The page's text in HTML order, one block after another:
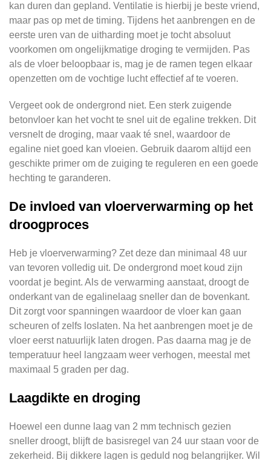
kan duren dan gepland. Ventilatie is hierbij je beste vriend,
maar pas op met de timing. Tijdens het aanbrengen en de
eerste uren van de uitharding moet je tocht absoluut
voorkomen om ongelijkmatige droging te vermijden. Pas
als de vloer beloopbaar is, mag je de ramen tegen elkaar
openzetten om de vochtige lucht effectief af te voeren.
Vergeet ook de ondergrond niet. Een sterk zuigende
betonvloer kan het vocht te snel uit de egaline trekken. Dit
versnelt de droging, maar vaak té snel, waardoor de
egaline niet goed kan vloeien. Gebruik daarom altijd een
geschikte primer om de zuiging te reguleren en een goede
hechting te garanderen.
De invloed van vloerverwarming op het
droogproces
Heb je vloerverwarming? Zet deze dan minimaal 48 uur
van tevoren volledig uit. De ondergrond moet koud zijn
voordat je begint. Als de verwarming aanstaat, droogt de
onderkant van de egalinelaag sneller dan de bovenkant.
Dit zorgt voor spanningen waardoor de vloer kan gaan
scheuren of zelfs loslaten. Na het aanbrengen moet je de
vloer eerst natuurlijk laten drogen. Pas daarna mag je de
temperatuur heel langzaam weer verhogen, meestal met
maximaal 5 graden per dag.
Laagdikte en droging
Hoewel een dunne laag van 2 mm technisch gezien
sneller droogt, blijft de basisregel van 24 uur staan voor de
zekerheid. Bij dikkere lagen is geduld nog belangrijker. Wil